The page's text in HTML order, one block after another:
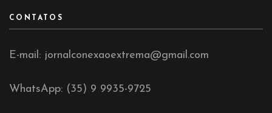
CONTATOS
E-mail: jornalconexaoextrema@gmail.com
WhatsApp: (35) 9 9935-9725